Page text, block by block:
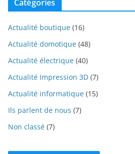
Catégories
Actualité boutique (16)
Actualité domotique (48)
Actualité électrique (40)
Actualité Impression 3D (7)
Actualité informatique (15)
Ils parlent de nous (7)
Non classé (7)